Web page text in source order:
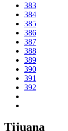
383
384
385
386
387
388
389
390
391
392
Tijuana